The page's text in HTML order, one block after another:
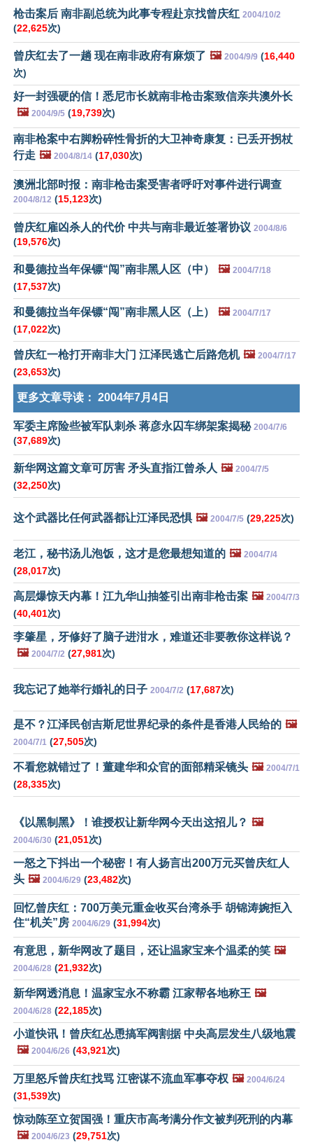
枪击案后 南非副总统为此事专程赴京找曾庆红 2004/10/2
(22,625次)
曾庆红去了一趟 现在南非政府有麻烦了 🖼️ 2004/9/9 (16,440
次)
好一封强硬的信！悉尼市长就南非枪击案致信亲共澳外长
🖼️ 2004/9/5 (19,739次)
南非枪案中右脚粉碎性骨折的大卫神奇康复：已丢开拐杖
行走 🖼️ 2004/8/14 (17,030次)
澳洲北部时报：南非枪击案受害者呼吁对事件进行调查
2004/8/12 (15,123次)
曾庆红雇凶杀人的代价 中共与南非最近签署协议 2004/8/6
(19,576次)
和曼德拉当年保镖“闯”南非黑人区（中） 🖼️ 2004/7/18
(17,537次)
和曼德拉当年保镖“闯”南非黑人区（上） 🖼️ 2004/7/17
(17,022次)
曾庆红一枪打开南非大门 江泽民逃亡后路危机 🖼️ 2004/7/17
(23,653次)
更多文章导读： 2004年7月4日
军委主席险些被军队刺杀 蒋彦永囚车绑架案揭秘 2004/7/6
(37,689次)
新华网这篇文章可厉害 矛头直指江曾杀人 🖼️ 2004/7/5
(32,250次)
这个武器比任何武器都让江泽民恐惧 🖼️ 2004/7/5 (29,225次)
老江，秘书汤儿泡饭，这才是您最想知道的 🖼️ 2004/7/4
(28,017次)
高层爆惊天内幕！江九华山抽签引出南非枪击案 🖼️ 2004/7/3
(40,401次)
李肇星，牙修好了脑子进泔水，难道还非要教你这样说？
🖼️ 2004/7/2 (27,981次)
我忘记了她举行婚礼的日子 2004/7/2 (17,687次)
是不？江泽民创吉斯尼世界纪录的条件是香港人民给的 🖼️
2004/7/1 (27,505次)
不看您就错过了！董建华和众官的面部精采镜头 🖼️ 2004/7/1
(28,335次)
《以黑制黑》！谁授权让新华网今天出这招儿？ 🖼️
2004/6/30 (21,051次)
一怒之下抖出一个秘密！有人扬言出200万元买曾庆红人
头 🖼️ 2004/6/29 (23,482次)
回忆曾庆红：700万美元重金收买台湾杀手 胡锦涛婉拒入
住“机关”房 2004/6/29 (31,994次)
有意思，新华网改了题目，还让温家宝来个温柔的笑 🖼️
2004/6/28 (21,932次)
新华网透消息！温家宝永不称霸 江家帮各地称王 🖼️
2004/6/28 (22,185次)
小道快讯！曾庆红怂恿搞军阀割据 中央高层发生八级地震
🖼️ 2004/6/26 (43,921次)
万里怒斥曾庆红找骂 江密谋不流血军事夺权 🖼️ 2004/6/24
(31,539次)
惊动陈至立贺国强！重庆市高考满分作文被判死刑的内幕
🖼️ 2004/6/23 (29,751次)